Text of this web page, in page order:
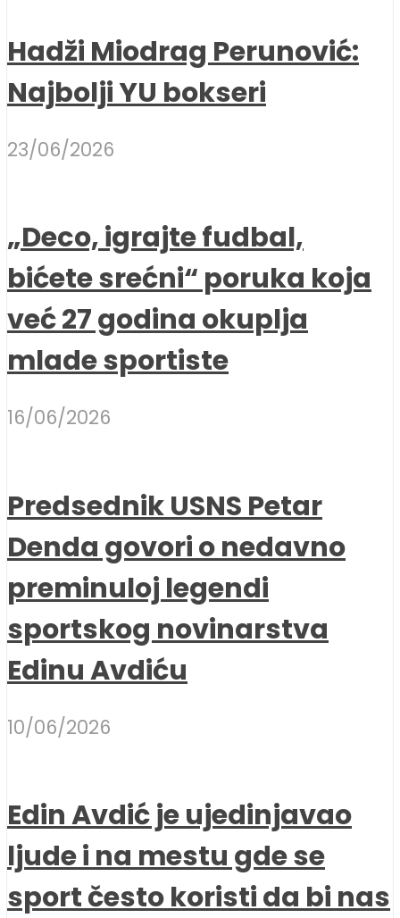
Hadži Miodrag Perunović:
Najbolji YU bokseri
23/06/2026
„Deco, igrajte fudbal,
bićete srećni“ poruka koja
već 27 godina okuplja
mlade sportiste
16/06/2026
Predsednik USNS Petar
Denda govori o nedavno
preminuloj legendi
sportskog novinarstva
Edinu Avdiću
10/06/2026
Edin Avdić je ujedinjavao
ljude i na mestu gde se
sport često koristi da bi nas